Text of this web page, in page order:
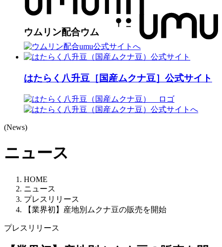
はたらく八升豆［国産ムクナ豆］公式サイト
(News)
ニュース
HOME
ニュース
プレスリリース
【業界初】産地別ムクナ豆の販売を開始
プレスリリース